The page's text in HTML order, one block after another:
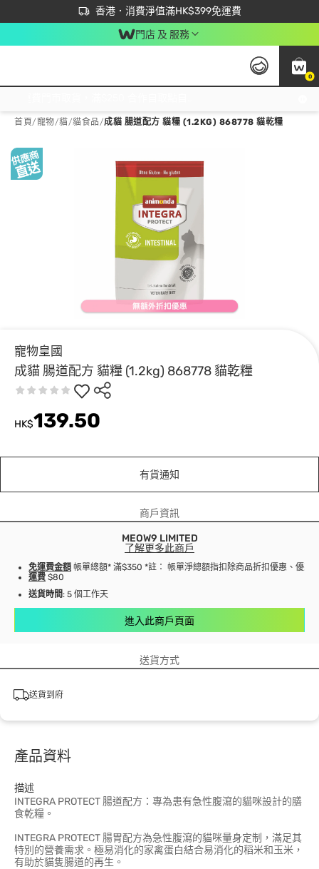
香港．消費淨值滿HK$399免運費
立即成為易賞錢會員盡享獨家優惠
首次APP下單買滿$450 輸入 NEWAPP 即減$50
門店 及 服務
0
首頁/寵物/貓/貓食品/成貓 腸道配方 貓糧 (1.2KG) 868778 貓乾糧
寵物皇國
成貓 腸道配方 貓糧 (1.2kg) 868778 貓乾糧
HK$139.50
有貨通知
商戶資訊
MEOW9 LIMITED
了解更多此商戶
免運費金額 帳單總額* 滿$350 *註： 帳單淨總額指扣除商品折扣優惠、優惠
運費 $80
送貨時間: 5 個工作天
進入此商戶頁面
送貨方式
送貨到府
產品資料
描述
INTEGRA PROTECT 腸道配方：專為患有急性腹瀉的貓咪設計的膳
食乾糧。
INTEGRA PROTECT 腸胃配方為急性腹瀉的貓咪量身定制，滿足其
特別的營養需求。極易消化的家禽蛋白結合易消化的稻米和玉米，
有助於貓隻腸道的再生。